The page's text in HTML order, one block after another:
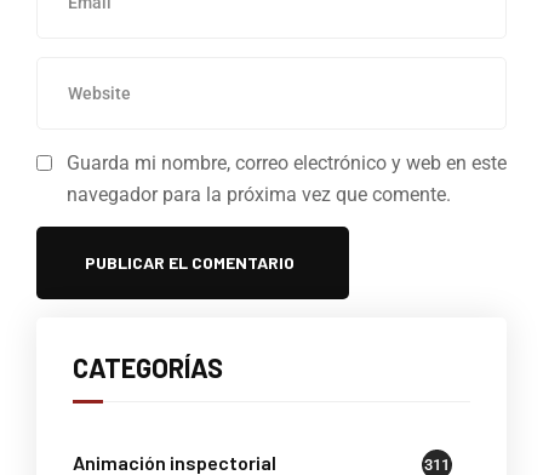
Guarda mi nombre, correo electrónico y web en este
navegador para la próxima vez que comente.
CATEGORÍAS
Animación inspectorial 311